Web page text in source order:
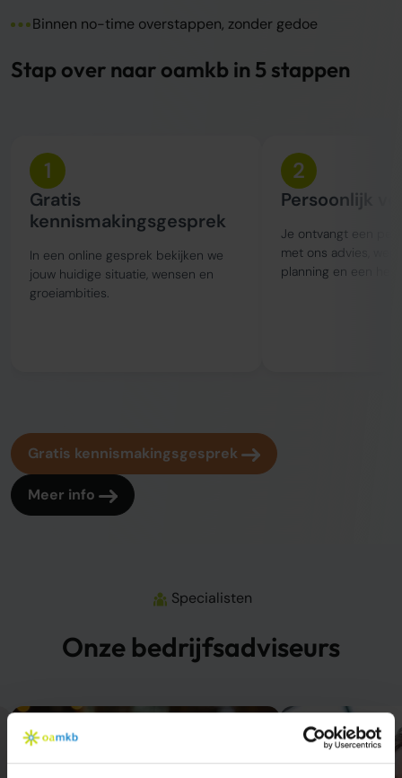
Binnen no-time overstappen, zonder gedoe
Stap over naar oamkb in 5 stappen
1
Gratis
kennismakingsgesprek
In een online gesprek bekijken we
jouw huidige situatie, wensen en
groeiambities.
2
Persoonlijk
Je ontvangt een
met ons advies,
planning en een
Gratis kennismakingsgesprek
Meer info
Specialisten
Onze bedrijfsadviseurs